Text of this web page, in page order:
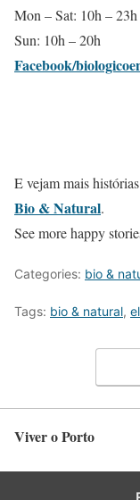
Mon – Sat: 10h – 23h
Sun: 10h – 20h
Facebook/
E vejam mais
Bio & Natural.
See more happy
Categories: bio &
Tags: bio & natural,
Viver o Porto